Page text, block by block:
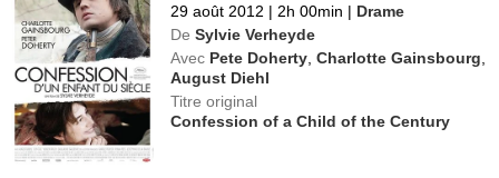
29 août 2012 | 2h 00min | Drame
De Sylvie Verheyde
Avec Pete Doherty ,Charlotte Gainsbourg
August Diehl
Titre original
Confession of a Child of the Century